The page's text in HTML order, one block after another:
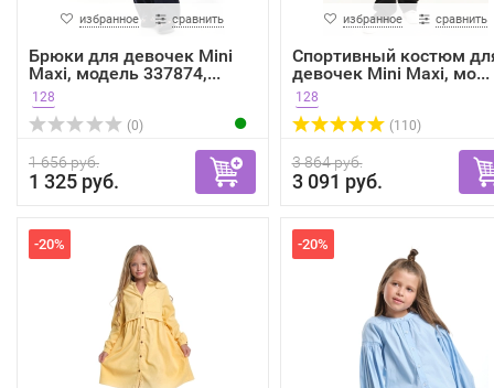
избранное сравнить
Брюки для девочек Mini
Maxi, модель 337874,...
128
(0)
1 656 руб.
1 325 руб.
избранное сравнить
Спортивный костюм
девочек Mini Maxi, мо...
128
(110)
3 864 руб.
3 091 руб.
-20% -20%